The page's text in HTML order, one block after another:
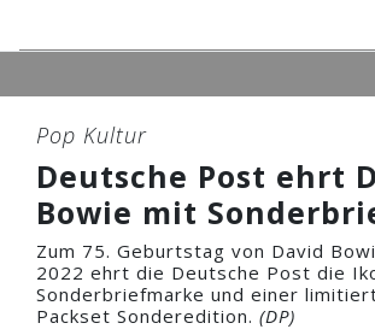
Pop Kultur
Deutsche Post ehrt
Bowie mit
Zum 75. Geburtstag von David
2022 ehrt die Deutsche Post die
Sonderbriefmarke und einer
Packset Sonderedition. (DP)